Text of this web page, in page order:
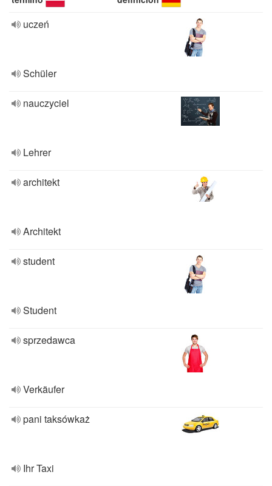
uczeń
Schüler
nauczyciel
Lehrer
architekt
Architekt
student
Student
sprzedawca
Verkäufer
pani taksówkaż
Ihr Taxi